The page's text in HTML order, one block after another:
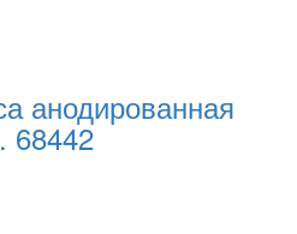
анодированная
68442